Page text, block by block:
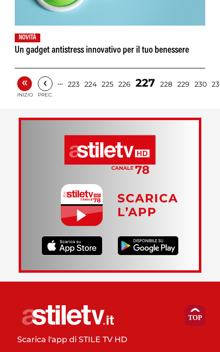
NOVITÀ
Un gadget antistress innovativo per il tuo benessere
«
INIZIO
‹
PREC.
… 223 224 225 226 227 228 229 230
SCARICA
L’APP
Scarica l'app di STILE TV HD